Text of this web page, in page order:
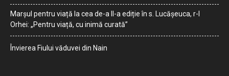
Marșul pentru viață la cea de-a II-a ediție în s. Lucășeuca, r-l
Orhei: „Pentru viață, cu inimă curată”
Învierea Fiului văduvei din Nain